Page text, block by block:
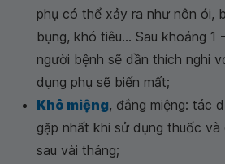
phụ có thể xảy ra như nôn ói,
bụng, khó tiêu... Sau khoảng 1
người bệnh sẽ dần thích nghi
dụng phụ sẽ biến mất;
Khô miệng, đắng miệng: tác
gặp nhất khi sử dụng thuốc và
sau vài tháng;